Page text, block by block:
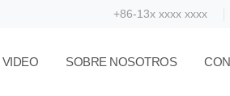
+86-13x xxxx xxxx
VIDEO SOBRE NOSOTROS